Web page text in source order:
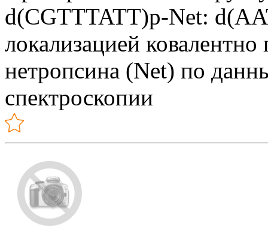
d(CGTTTATT)p-Net:
локализацией
нетропсина (Net) по
спектроскопии